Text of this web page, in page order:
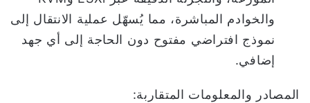
والخوادم المباشرة، مما يُسهّل عملية الانتقال إلى
نموذج افتراضي مفتوح دون الحاجة إلى أي جهد
إضافي.
المصادر والمعلومات المتقاربة: